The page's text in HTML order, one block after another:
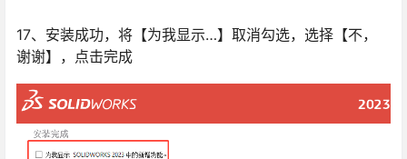
17、安装成功，将【为我显示…】取消勾选，选择【不，
谢谢】，点击完成